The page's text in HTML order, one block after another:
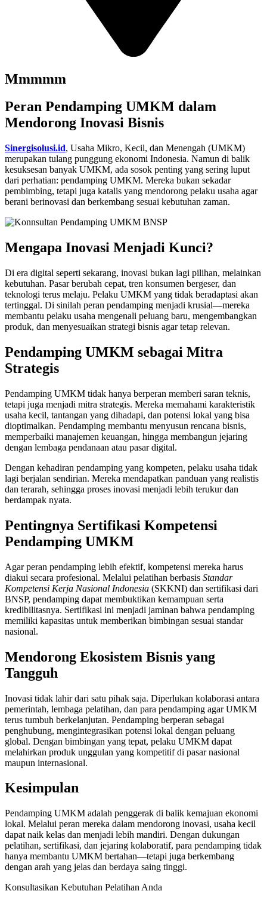
Mmmmm
Peran Pendamping UMKM dalam
Mendorong Inovasi Bisnis
Sinergisolusi.id, Usaha Mikro, Kecil, dan Menengah (UMKM)
merupakan tulang punggung ekonomi Indonesia. Namun di balik
kesuksesan banyak UMKM, ada sosok penting yang sering luput
dari perhatian: pendamping UMKM. Mereka bukan sekadar
pembimbing, tetapi juga katalis yang mendorong pelaku usaha agar
berani berinovasi dan berkembang sesuai kebutuhan zaman.
Mengapa Inovasi Menjadi Kunci?
Di era digital seperti sekarang, inovasi bukan lagi pilihan, melainkan
kebutuhan. Pasar berubah cepat, tren konsumen bergeser, dan
teknologi terus melaju. Pelaku UMKM yang tidak beradaptasi akan
tertinggal. Di sinilah peran pendamping menjadi krusial—mereka
membantu pelaku usaha mengenali peluang baru, mengembangkan
produk, dan menyesuaikan strategi bisnis agar tetap relevan.
Pendamping UMKM sebagai Mitra
Strategis
Pendamping UMKM tidak hanya berperan memberi saran teknis,
tetapi juga menjadi mitra strategis. Mereka memahami karakteristik
usaha kecil, tantangan yang dihadapi, dan potensi lokal yang bisa
dioptimalkan. Pendamping membantu menyusun rencana bisnis,
memperbaiki manajemen keuangan, hingga membangun jejaring
dengan lembaga pendanaan atau pasar digital.
Dengan kehadiran pendamping yang kompeten, pelaku usaha tidak
lagi berjalan sendirian. Mereka mendapatkan panduan yang realistis
dan terarah, sehingga proses inovasi menjadi lebih terukur dan
berdampak nyata.
Pentingnya Sertifikasi Kompetensi
Pendamping UMKM
Agar peran pendamping lebih efektif, kompetensi mereka harus
diakui secara profesional. Melalui pelatihan berbasis Standar
Kompetensi Kerja Nasional Indonesia (SKKNI) dan sertifikasi dari
BNSP, pendamping dapat membuktikan kemampuan serta
kredibilitasnya. Sertifikasi ini menjadi jaminan bahwa pendamping
memiliki kapasitas untuk memberikan bimbingan sesuai standar
nasional.
Mendorong Ekosistem Bisnis yang
Tangguh
Inovasi tidak lahir dari satu pihak saja. Diperlukan kolaborasi antara
pemerintah, lembaga pelatihan, dan para pendamping agar UMKM
terus tumbuh berkelanjutan. Pendamping berperan sebagai
penghubung, mengintegrasikan potensi lokal dengan peluang
global. Dengan bimbingan yang tepat, pelaku UMKM dapat
melahirkan produk unggulan yang kompetitif di pasar nasional
maupun internasional.
Kesimpulan
Pendamping UMKM adalah penggerak di balik kemajuan ekonomi
lokal. Melalui peran mereka dalam mendorong inovasi, usaha kecil
dapat naik kelas dan menjadi lebih mandiri. Dengan dukungan
pelatihan, sertifikasi, dan jejaring kolaboratif, para pendamping tidak
hanya membantu UMKM bertahan—tetapi juga berkembang
dengan arah yang jelas dan berdaya saing tinggi.
Konsultasikan Kebutuhan Pelatihan Anda